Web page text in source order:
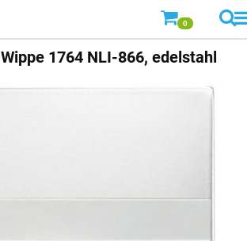
0
Wippe 1764 NLI-866, edelstahl